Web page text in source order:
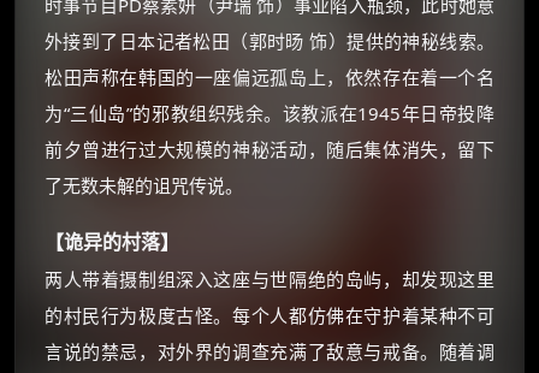
时事节目PD蔡素妍（尹瑞 饰）事业陷入瓶颈，此时她意
外接到了日本记者松田（郭时旸 饰）提供的神秘线索。
松田声称在韩国的一座偏远孤岛上，依然存在着一个名
为“三仙岛”的邪教组织残余。该教派在1945年日帝投降
前夕曾进行过大规模的神秘活动，随后集体消失，留下
了无数未解的诅咒传说。
【诡异的村落】
两人带着摄制组深入这座与世隔绝的岛屿，却发现这里
的村民行为极度古怪。每个人都仿佛在守护着某种不可
言说的禁忌，对外界的调查充满了敌意与戒备。随着调
🧧 福利领取站 ×
朋友们辛苦了 💦
你需要的各种会员，都可低价购买！
如夸克12个月送14天 最低75元！